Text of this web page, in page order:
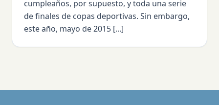
cumpleaños, por supuesto, y toda una serie
de finales de copas deportivas. Sin embargo,
este año, mayo de 2015 [...]